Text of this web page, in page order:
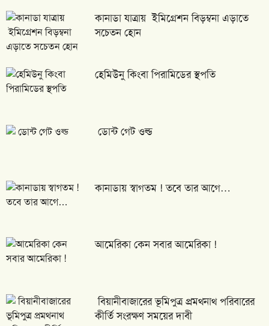
১৯ ‘প্রতারণা’: নিউ জার্সিতে ২ বাংলাদেশি গ্রেপ্তার
২০ স্ত্রীকে মার*ধর, ইতালি থেকে বাংলাদেশি বহিস্কার
২৩ বন্ড আর লাগবে না
২৫ জালালাবাদ অ্যাসোসিয়েশন নির্বাচনে হাড্ডা-হাড্ডি
২৬ স্পেনে ঢুকে পড়েছে ৬০ হাজার অভিভাসী, কঠিন সংকটে
ইউরোপের দেশগুলো
কানাডা যাত্রায় ইমিগ্রেশন বিড়ম্বনা এড়াতে
সচেতন হোন
হেমিউনু কিংবা পিরামিডের স্থপতি
ডোন্ট গেট ওল্ড
কানাডায় স্বাগতম ! তবে তার আগে…
আমেরিকা কেন সবার আমেরিকা !
বিয়ানীবাজারের ভূমিপুত্র প্রমথনাথ পরিবারের
কীর্তি সংরক্ষণ সময়ের দাবী